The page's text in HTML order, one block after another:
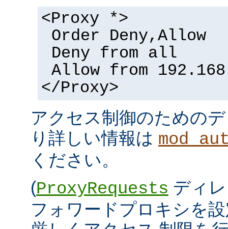
<Proxy *>
Order Deny,Allow
Deny from all
Allow from
</Proxy>
アクセス制御のための
り詳しい情報は
ください。
(ProxyRequests ディ
フォワードプロキシを